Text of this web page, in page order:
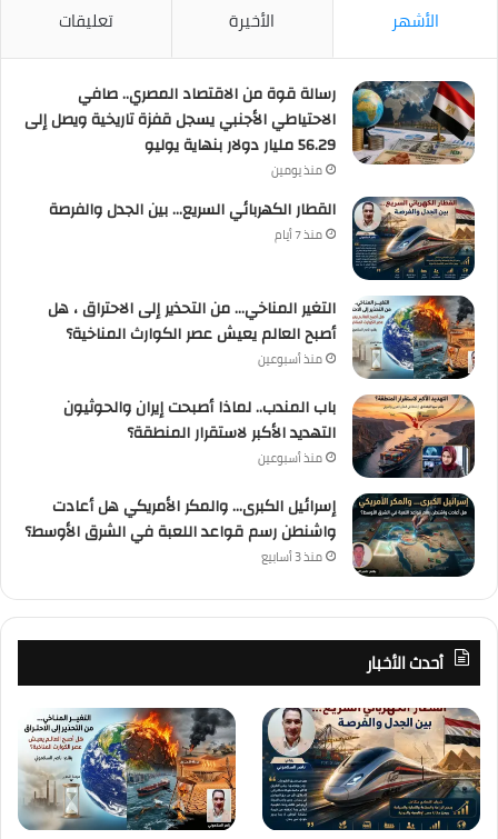
الأشهر الأخيرة تعليقات
رسالة قوة من الاقتصاد المصري.. صافي
الاحتياطي الأجنبي يسجل قفزة تاريخية ويصل إلى
56.29 مليار دولار بنهاية يوليو
منذ يومين
القطار الكهربائي السريع… بين الجدل والفرصة
منذ 7 أيام
التغير المناخي… من التحذير إلى الاحتراق ، هل
أصبح العالم يعيش عصر الكوارث المناخية؟
منذ أسبوعين
باب المندب.. لماذا أصبحت إيران والحوثيون
التهديد الأكبر لاستقرار المنطقة؟
منذ أسبوعين
إسرائيل الكبرى… والمكر الأمريكي هل أعادت
واشنطن رسم قواعد اللعبة في الشرق الأوسط؟
منذ 3 أسابيع
أحدث الأخبار